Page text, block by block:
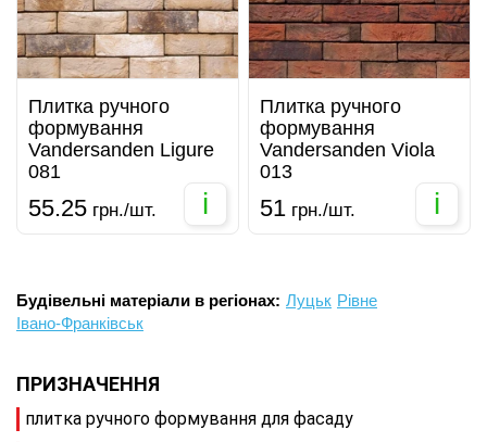
Плитка ручного
формування
Vandersanden Ligure
081
55.25 грн./шт. i
Плитка ручного
формування
Vandersanden Viola
013
51 грн./шт. i
Будівельні матеріали в регіонах: Луцьк Рівне
Івано-Франківськ
ПРИЗНАЧЕННЯ
плитка ручного формування для фасаду